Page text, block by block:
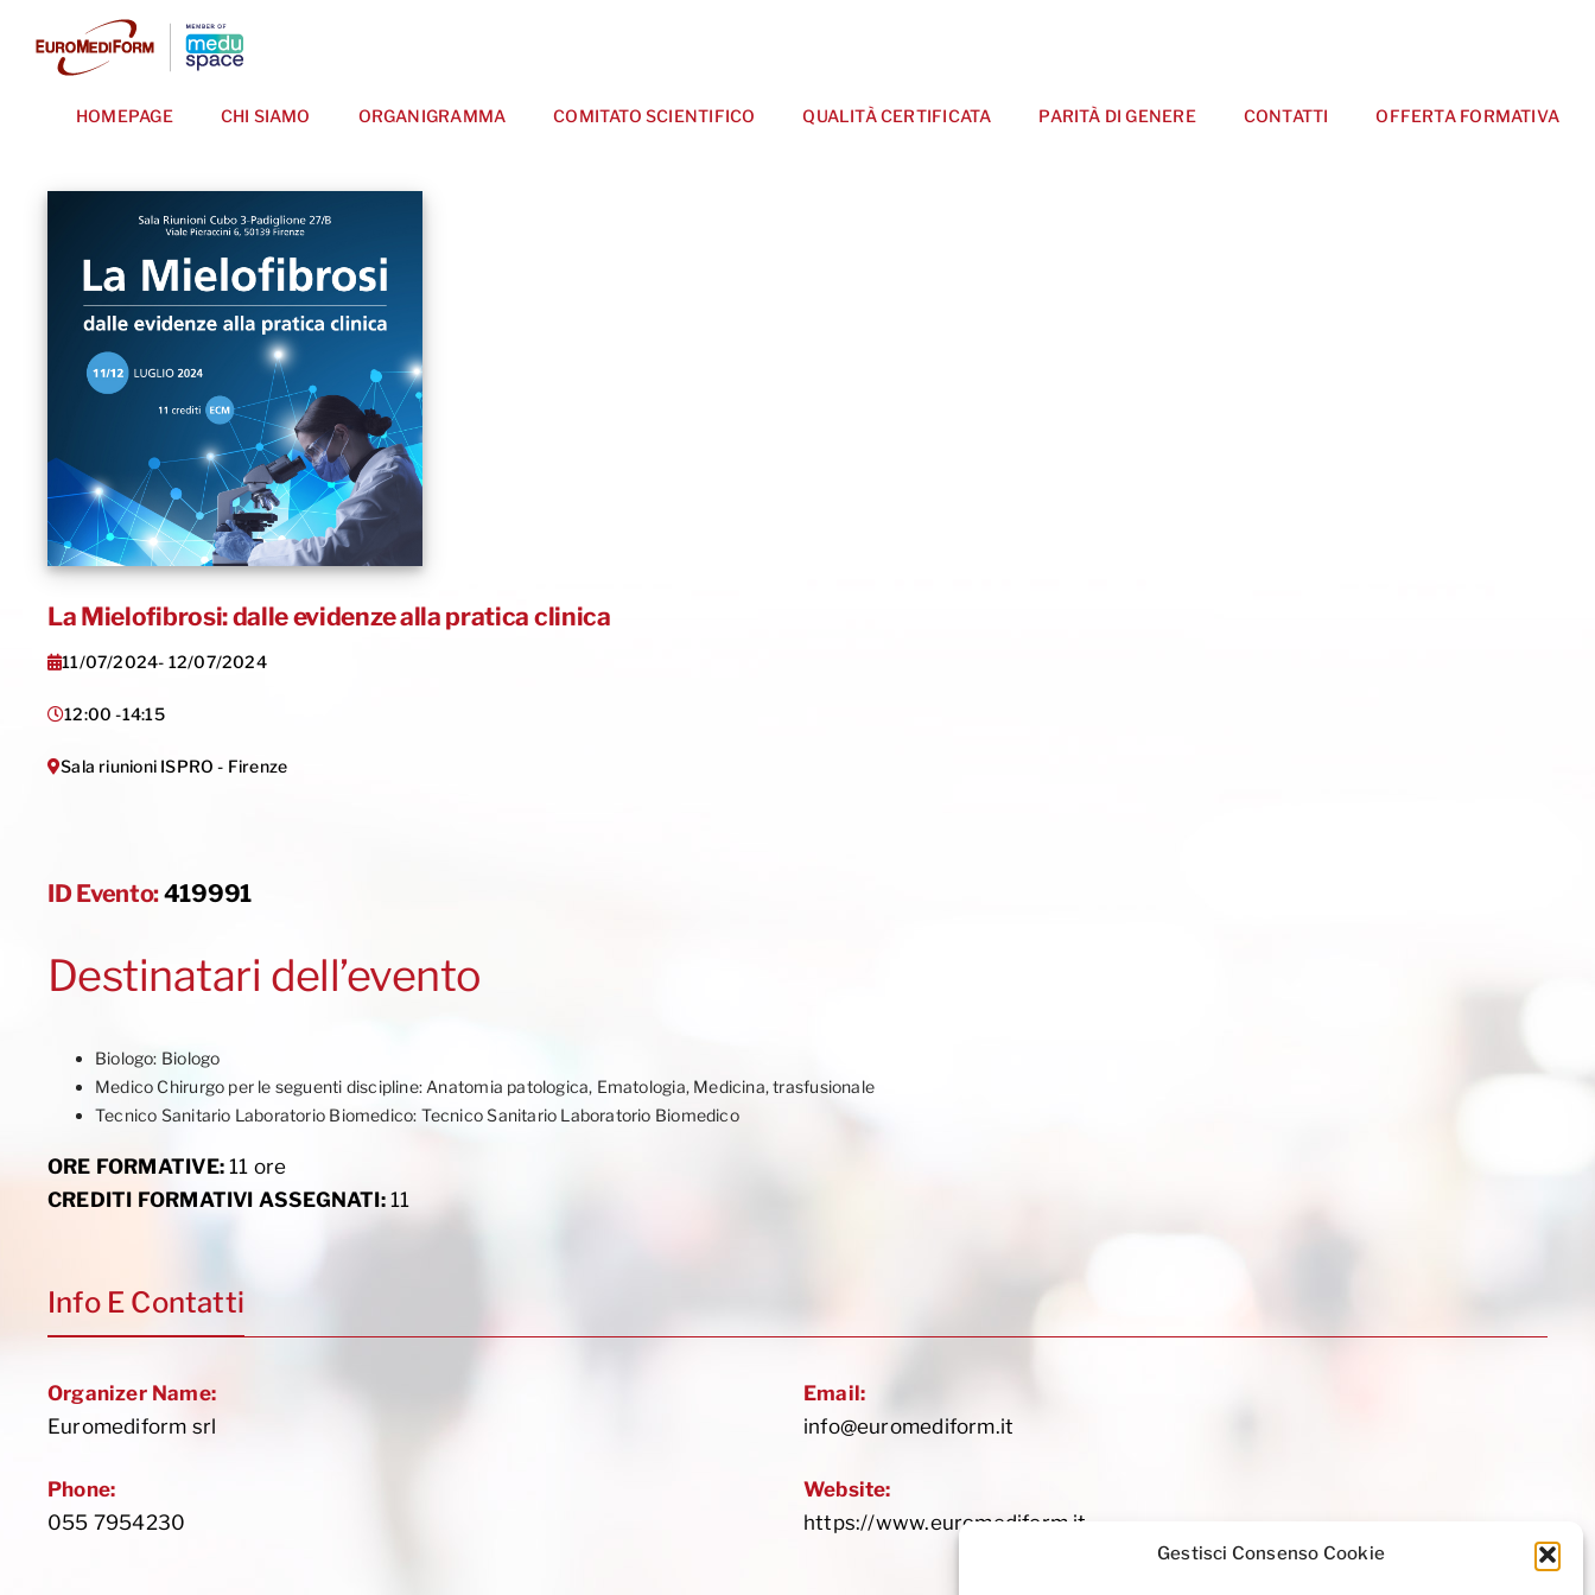
Gestisci Consenso Cookie
contenuto
HOMEPAGE CHI SIAMO ORGANIGRAMMA COMITATO SCIENTIFICO QUALITÀ CERTIFICATA PARITÀ DI GENERE CONTATTI OFFERTA FORMATIVA
La Mielofibrosi: dalle evidenze alla pratica clinica
11/07/2024- 12/07/2024
12:00 -14:15
Sala riunioni ISPRO - Firenze
ID Evento:419991
Destinatari dell’evento
Biologo: Biologo
Medico Chirurgo per le seguenti discipline: Anatomia patologica, Ematologia, Medicina, trasfusionale
Tecnico Sanitario Laboratorio Biomedico: Tecnico Sanitario Laboratorio Biomedico
ORE FORMATIVE:11 ore
CREDITI FORMATIVI ASSEGNATI:11
Info E Contatti
Organizer Name:
Euromediform srl
Phone:
055 7954230
Email:
info@euromediform.it
Website:
https://www.euromediform.it